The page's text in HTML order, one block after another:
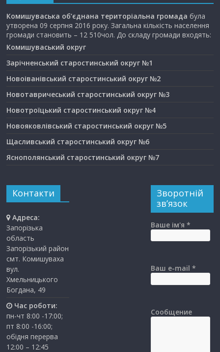
Комишуваська об’єднана територіальна громада була
утворена 09 серпня 2016 року. Загальна кількість населення
громади становить – 12 510чол. До складу громади входять:
Комишуваський округ
Зарічненський старостинський округ №1
Новоіванівський старостинський округ №2
Новотавричеський старостинський округ №3
Новотроїцький старостинський округ №4
Новояковлівський старостинський округ №5
Щасливський старостинський округ №6
Яснополянський старостинський округ №7
Контакти
Адреса:
Запорізька
область
Запорізький район
смт. Комишуваха
вул.
Хмельницького
Богдана, 49
Час роботи:
пн-чт 8:00 -17:00;
пт 8:00 -16:00;
обідня перерва
12:00 – 12:45
Зворотній
зв’язок
Ваше ім'я *
Ваш e-mail *
Сообщение